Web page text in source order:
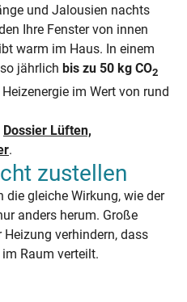
und Jalousien nachts
Ihre Fenster von innen
warm im Haus. In einem
jährlich bis zu 50 kg CO2
im Wert von rund
Dossier Lüften,
.
zustellen
die gleiche Wirkung, wie der
anders herum. Große
verhindern, dass
Raum verteilt.